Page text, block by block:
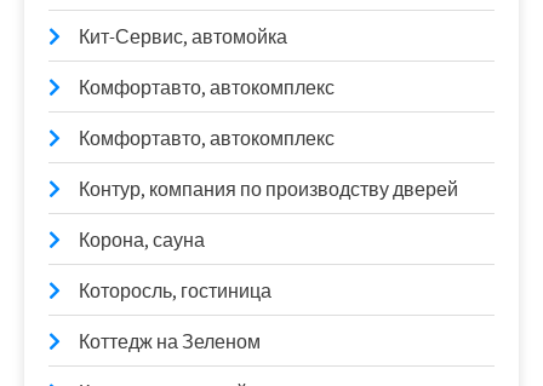
Кит-Сервис, автомойка
Комфортавто, автокомплекс
Комфортавто, автокомплекс
Контур, компания по производству дверей
Корона, сауна
Которосль, гостиница
Коттедж на Зеленом